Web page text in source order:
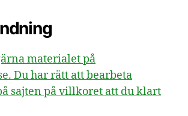
materialet på
Du har rätt att bearbeta
sajten på villkoret att du klart